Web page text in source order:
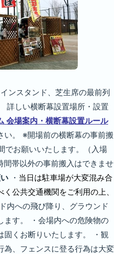
インスタンド、芝生席の最前列
詳しい横断幕設置場所・設置
会場案内・横断幕設置ルール
い。 ※開場前の横断幕の事前搬
でお願いいたします。（入場
帯以外の事前搬入はできませ
・ 当日は駐車場が大変混み合
公共交通機関をご利用の上、
内への飛び降り、グラウンド
ます。 ・会場内への危険物の
固くお断りいたします。 ・観
為、フェンスに登る行為は大変